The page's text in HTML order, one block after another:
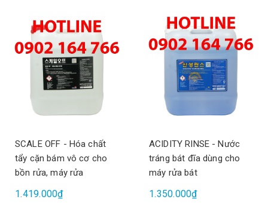
SCALE OFF - Hóa chất
tẩy cặn bám vô cơ cho
bồn rửa, máy rửa
1.419.000₫
ACIDITY RINSE - Nước
tráng bát đĩa dùng cho
máy rửa bát
1.350.000₫